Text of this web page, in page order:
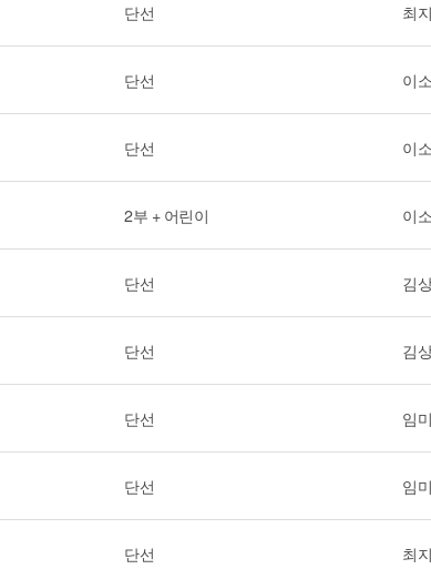
단선 최
단선 이
단선 이
2부 + 어린이 이
단선 김
단선 김
단선 임
단선 임
단선 최